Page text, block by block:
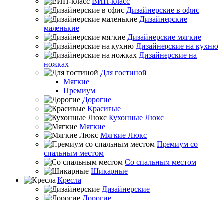
Дизайнерские в офис
Дизайнерские
маленькие
Дизайнерские мягкие
Дизайнерские на кухню
Дизайнерские на
ножках
Для гостиной
Мягкие
Премиум
Дорогие
Красивые
Кухонные Люкс
Мягкие
Мягкие Люкс
Премиум со
спальным местом
Со спальным местом
Шикарные
Кресла
Дизайнерские
Дорогие